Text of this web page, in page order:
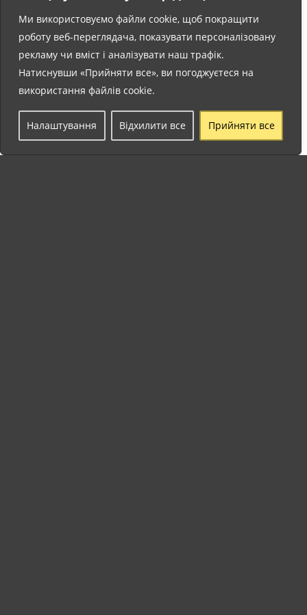
Ми використовуємо файли cookie, щоб покращити
роботу веб-переглядача, показувати персоналізовану
рекламу чи вміст і аналізувати наш трафік.
Натиснувши «Прийняти все», ви погоджуєтеся на
використання файлів cookie.
Налаштування Відхилити все Прийняти все
УКРАЇНСЬКА ШКОЛА AFUCA ЗАВЕРШИЛА НАВЧАЛЬНИЙ РІК 2025/2026
ЦИФРИ, ЯКІ ВРАЖАЮТЬ. 11 ТИСЯЧ 239 ВІДВІДУВАЧІВ – ПОБУВАЛИ НА ВИСТАВЦІ ОЛЕКСИ ГРИЩЕНКА В КАНЬ-СЮР-МЕР
МАЙБУТНІ ПОДІЇ
СЕР 17:00